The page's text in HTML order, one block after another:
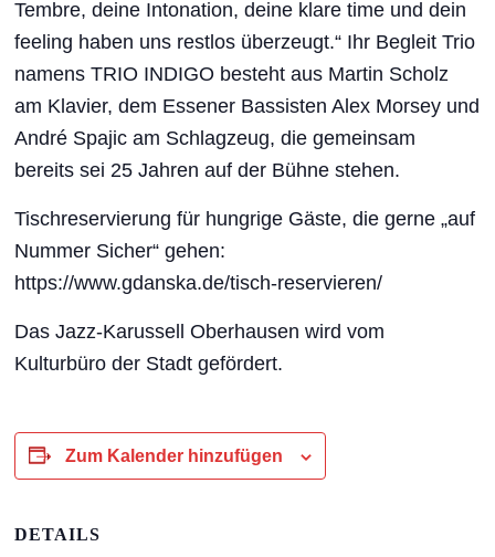
Tembre, deine Intonation, deine klare time und dein
feeling haben uns restlos überzeugt.“ Ihr Begleit Trio
namens TRIO INDIGO besteht aus Martin Scholz
am Klavier, dem Essener Bassisten Alex Morsey und
André Spajic am Schlagzeug, die gemeinsam
bereits sei 25 Jahren auf der Bühne stehen.
Tischreservierung für hungrige Gäste, die gerne „auf
Nummer Sicher“ gehen:
https://www.gdanska.de/tisch-reservieren/
Das Jazz-Karussell Oberhausen wird vom
Kulturbüro der Stadt gefördert.
Zum Kalender hinzufügen
DETAILS